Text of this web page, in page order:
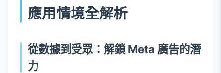
應用情境全解析
從數據到受眾：解鎖 Meta 廣告的潛
力